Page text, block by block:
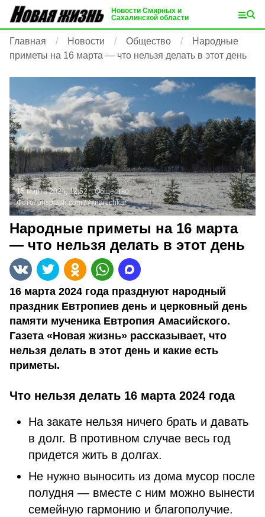
Новости Смирных и
Сахалинской области
Главная Новости Общество
Народные
приметы на 16 марта — что нельзя делать в этот день
15 марта 2024, 12:52
Общество
Фото:unsplash.com/ @nanichkar
Народные приметы на 16 марта
— что нельзя делать в этот день
16 марта 2024 года празднуют народный
праздник Евтропиев день и церковный день
памяти мученика Евтропия Амасийского.
Газета «Новая жизнь» рассказывает, что
нельзя делать в этот день и какие есть
приметы.
Что нельзя делать 16 марта 2024 года
На закате нельзя ничего брать и давать
в долг. В противном случае весь год
придется жить в долгах.
Не нужно выносить из дома мусор после
полудня — вместе с ним можно вынести
семейную гармонию и благополучие.